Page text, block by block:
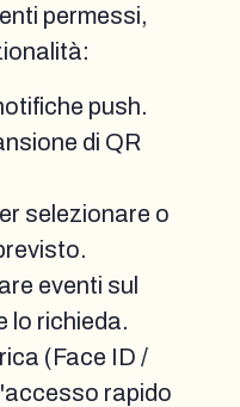
permessi,
push.
di QR
selezionare o
eventi sul
lo richieda.
(Face ID /
rapido